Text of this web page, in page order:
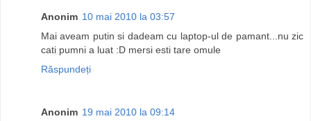
Anonim 10 mai 2010 la 03:57
Mai aveam putin si dadeam cu laptop-ul de pamant...nu zic
cati pumni a luat :D mersi esti tare omule
Răspundeți
Anonim 19 mai 2010 la 09:14